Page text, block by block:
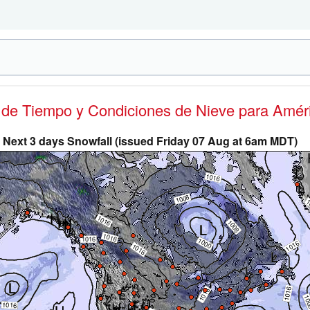
de Tiempo y Condiciones de Nieve para
Next 3 days Snowfall (issued Friday 07 Aug at 6am MDT)